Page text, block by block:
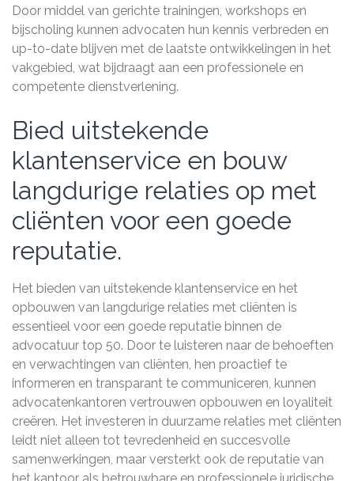
Door middel van gerichte trainingen, workshops en
bijscholing kunnen advocaten hun kennis verbreden en
up-to-date blijven met de laatste ontwikkelingen in het
vakgebied, wat bijdraagt aan een professionele en
competente dienstverlening.
Bied uitstekende
klantenservice en bouw
langdurige relaties op met
cliënten voor een goede
reputatie.
Het bieden van uitstekende klantenservice en het
opbouwen van langdurige relaties met cliënten is
essentieel voor een goede reputatie binnen de
advocatuur top 50. Door te luisteren naar de behoeften
en verwachtingen van cliënten, hen proactief te
informeren en transparant te communiceren, kunnen
advocatenkantoren vertrouwen opbouwen en loyaliteit
creëren. Het investeren in duurzame relaties met cliënten
leidt niet alleen tot tevredenheid en succesvolle
samenwerkingen, maar versterkt ook de reputatie van